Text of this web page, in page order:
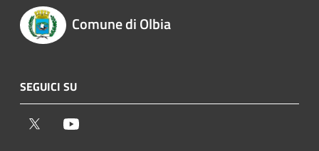
Comune di Olbia
SEGUICI SU
Twitter